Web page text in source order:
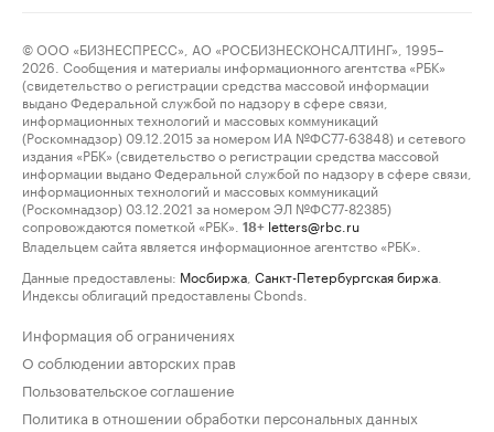
© ООО «БИЗНЕСПРЕСС», АО «РОСБИЗНЕСКОНСАЛТИНГ», 1995–
2026. Сообщения и материалы информационного агентства «РБК»
(свидетельство о регистрации средства массовой информации
выдано Федеральной службой по надзору в сфере связи,
информационных технологий и массовых коммуникаций
(Роскомнадзор) 09.12.2015 за номером ИА №ФС77-63848) и сетевого
издания «РБК» (свидетельство о регистрации средства массовой
информации выдано Федеральной службой по надзору в сфере связи,
информационных технологий и массовых коммуникаций
(Роскомнадзор) 03.12.2021 за номером ЭЛ №ФС77-82385)
сопровождаются пометкой «РБК».
18+ letters@rbc.ru
Владельцем сайта является информационное агентство «РБК».
Данные предоставлены: Мосбиржа Санкт-Петербургская биржа
Индексы облигаций предоставлены Cbonds.
Информация об ограничениях
О соблюдении авторских прав
Пользовательское соглашение
Политика в отношении обработки персональных данных